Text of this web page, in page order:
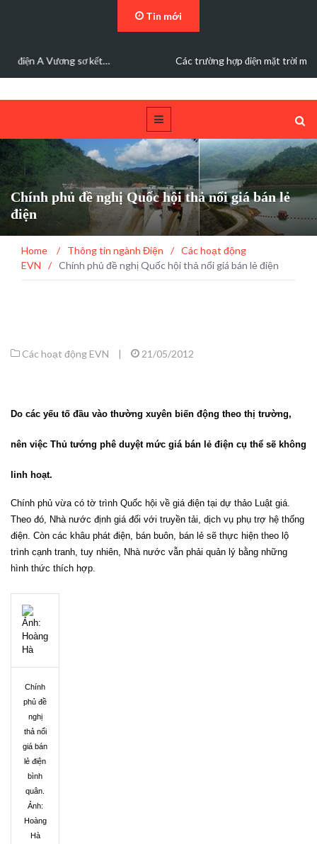
Tin mới
Các trường hợp điện mặt trời mái nhà được bán điện dư
Chính phủ đề nghị Quốc hội thả nổi giá bán lẻ
điện
Home / Thông tin ngành Điện / Các hoạt động
EVN
/ Chính phủ đề nghị Quốc hội thả nổi giá bán lẻ điện
Các hoạt động EVN | 21/05/2012
Do các yếu tố đầu vào thường xuyên biến động theo thị trường,
nên việc Thủ tướng phê duyệt mức giá bán lẻ điện cụ thể sẽ không
linh hoạt.
Chính phủ vừa có tờ trình Quốc hội về giá điện tại dự thảo Luật giá.
Theo đó, Nhà nước định giá đối với truyền tải, dịch vụ phụ trợ hệ thống
điện. Còn các khâu phát điện, bán buôn, bán lẻ sẽ thực hiện theo lộ
trình cạnh tranh, tuy nhiên, Nhà nước vẫn phải quản lý bằng những
hình thức thích hợp.
Chính
phủ đề
nghị
thả nổi
giá bán
lẻ điện
bình
quân.
Ảnh:
Hoàng
Hà